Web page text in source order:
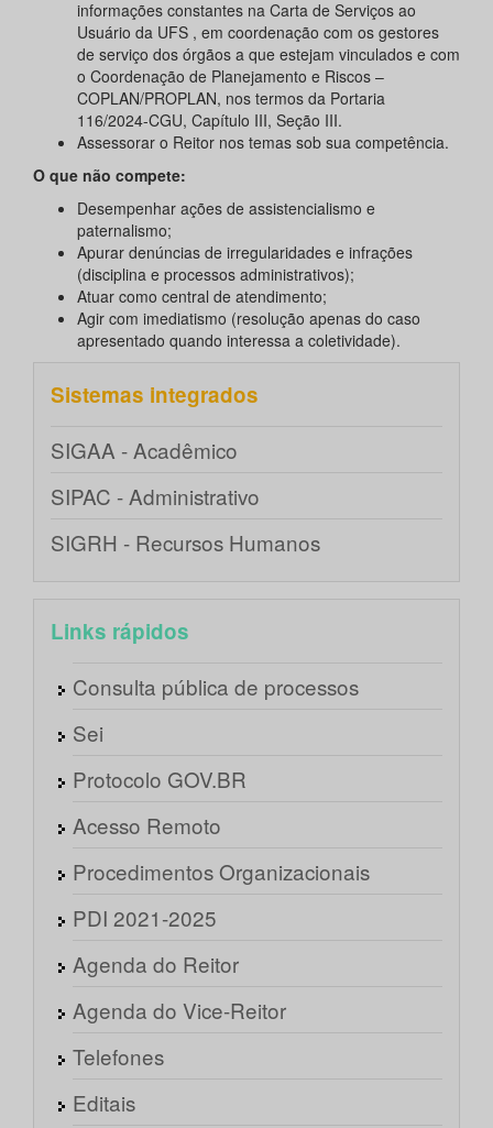
informações constantes na Carta de Serviços ao
Usuário da UFS , em coordenação com os gestores
de serviço dos órgãos a que estejam vinculados e com
o Coordenação de Planejamento e Riscos –
COPLAN/PROPLAN, nos termos da Portaria
116/2024-CGU, Capítulo III, Seção III.
Assessorar o Reitor nos temas sob sua competência.
O que não compete:
Desempenhar ações de assistencialismo e
paternalismo;
Apurar denúncias de irregularidades e infrações
(disciplina e processos administrativos);
Atuar como central de atendimento;
Agir com imediatismo (resolução apenas do caso
apresentado quando interessa a coletividade).
Sistemas integrados
SIGAA - Acadêmico
SIPAC - Administrativo
SIGRH - Recursos Humanos
Links rápidos
Consulta pública de processos
Sei
Protocolo GOV.BR
Acesso Remoto
Procedimentos Organizacionais
PDI 2021-2025
Agenda do Reitor
Agenda do Vice-Reitor
Telefones
Editais